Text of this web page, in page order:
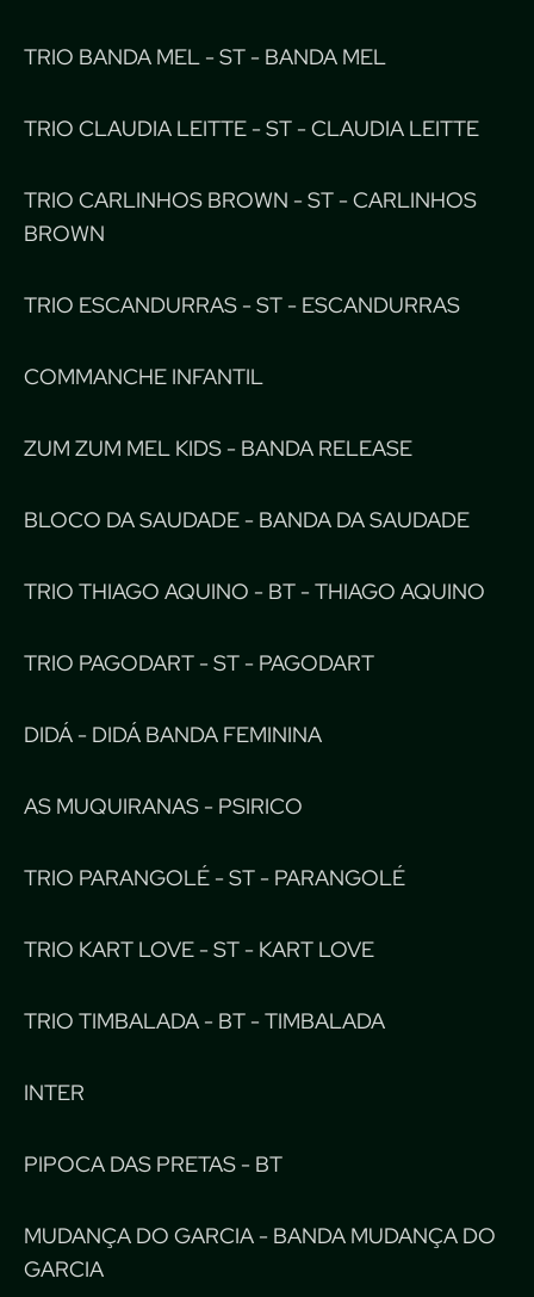
TRIO BANDA MEL - ST - BANDA MEL
TRIO CLAUDIA LEITTE - ST - CLAUDIA LEITTE
TRIO CARLINHOS BROWN - ST - CARLINHOS
BROWN
TRIO ESCANDURRAS - ST - ESCANDURRAS
COMMANCHE INFANTIL
ZUM ZUM MEL KIDS - BANDA RELEASE
BLOCO DA SAUDADE - BANDA DA SAUDADE
TRIO THIAGO AQUINO - BT - THIAGO AQUINO
TRIO PAGODART - ST - PAGODART
DIDÁ - DIDÁ BANDA FEMININA
AS MUQUIRANAS - PSIRICO
TRIO PARANGOLÉ - ST - PARANGOLÉ
TRIO KART LOVE - ST - KART LOVE
TRIO TIMBALADA - BT - TIMBALADA
INTER
PIPOCA DAS PRETAS - BT
MUDANÇA DO GARCIA - BANDA MUDANÇA DO
GARCIA